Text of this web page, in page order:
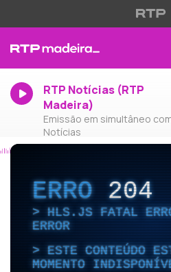
RTP Notícias (RTP
Madeira)
Emissão em simultâneo
Notícias
ERRO204
HLS.JS FATAL
ERROR
ESTE CONTEÚDO
MOMENTO